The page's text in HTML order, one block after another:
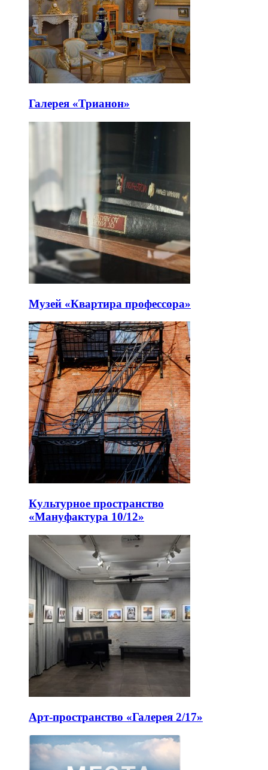
Галерея «Трианон»
Музей «Квартира профессора»
Культурное пространство
«Мануфактура 10/12»
Арт-пространство «Галерея 2/17»